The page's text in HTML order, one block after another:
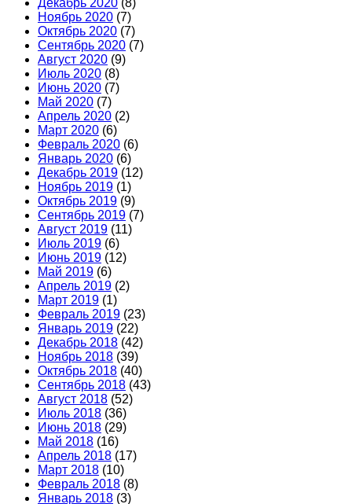
Декабрь 2020 (8)
Ноябрь 2020 (7)
Октябрь 2020 (7)
Сентябрь 2020 (7)
Август 2020 (9)
Июль 2020 (8)
Июнь 2020 (7)
Май 2020 (7)
Апрель 2020 (2)
Март 2020 (6)
Февраль 2020 (6)
Январь 2020 (6)
Декабрь 2019 (12)
Ноябрь 2019 (1)
Октябрь 2019 (9)
Сентябрь 2019 (7)
Август 2019 (11)
Июль 2019 (6)
Июнь 2019 (12)
Май 2019 (6)
Апрель 2019 (2)
Март 2019 (1)
Февраль 2019 (23)
Январь 2019 (22)
Декабрь 2018 (42)
Ноябрь 2018 (39)
Октябрь 2018 (40)
Сентябрь 2018 (43)
Август 2018 (52)
Июль 2018 (36)
Июнь 2018 (29)
Май 2018 (16)
Апрель 2018 (17)
Март 2018 (10)
Февраль 2018 (8)
Январь 2018 (3)